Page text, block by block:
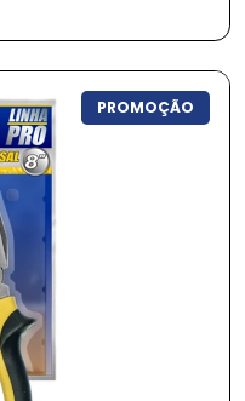
PROMOÇÃO